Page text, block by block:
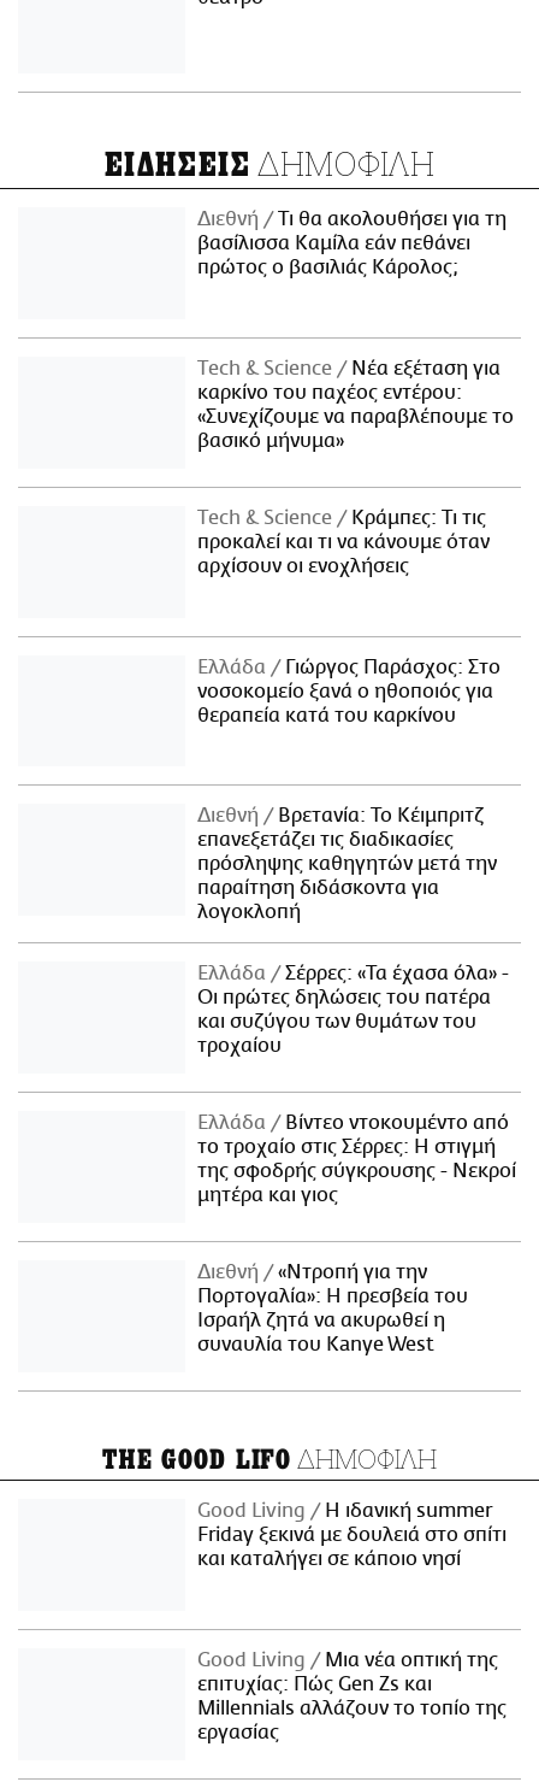
ΕΙΔΗΣΕΙΣ ΔΗΜΟΦΙΛΗ
Διεθνή
Τι θα ακολουθήσει για τη
βασίλισσα Καμίλα εάν πεθάνει
πρώτος ο βασιλιάς Κάρολος;
Τech & Science
Νέα εξέταση για
καρκίνο του παχέος εντέρου:
«Συνεχίζουμε να παραβλέπουμε το
βασικό μήνυμα»
Τech & Science
Κράμπες: Τι τις
προκαλεί και τι να κάνουμε όταν
αρχίσουν οι ενοχλήσεις
Ελλάδα
Γιώργος Παράσχος: Στο
νοσοκομείο ξανά ο ηθοποιός για
θεραπεία κατά του καρκίνου
Διεθνή
Βρετανία: Το Κέιμπριτζ
επανεξετάζει τις διαδικασίες
πρόσληψης καθηγητών μετά την
παραίτηση διδάσκοντα για
λογοκλοπή
Ελλάδα
Σέρρες: «Τα έχασα όλα» -
Οι πρώτες δηλώσεις του πατέρα
και συζύγου των θυμάτων του
τροχαίου
Ελλάδα
Βίντεο ντοκουμέντο από
το τροχαίο στις Σέρρες: Η στιγμή
της σφοδρής σύγκρουσης - Νεκροί
μητέρα και γιος
Διεθνή
«Ντροπή για την
Πορτογαλία»: Η πρεσβεία του
Ισραήλ ζητά να ακυρωθεί η
συναυλία του Kanye West
THE GOOD LIFO ΔΗΜΟΦΙΛΗ
Good Living
Η ιδανική summer
Friday ξεκινά με δουλειά στο σπίτι
και καταλήγει σε κάποιο νησί
Good Living
Μια νέα οπτική της
επιτυχίας: Πώς Gen Zs και
Millennials αλλάζουν το τοπίο της
εργασίας